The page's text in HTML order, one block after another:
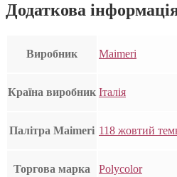
Додаткова
Виробник Maimeri
Країна виробник Італія
Палітра Maimeri 118 жовтий
Торгова марка Polycolor